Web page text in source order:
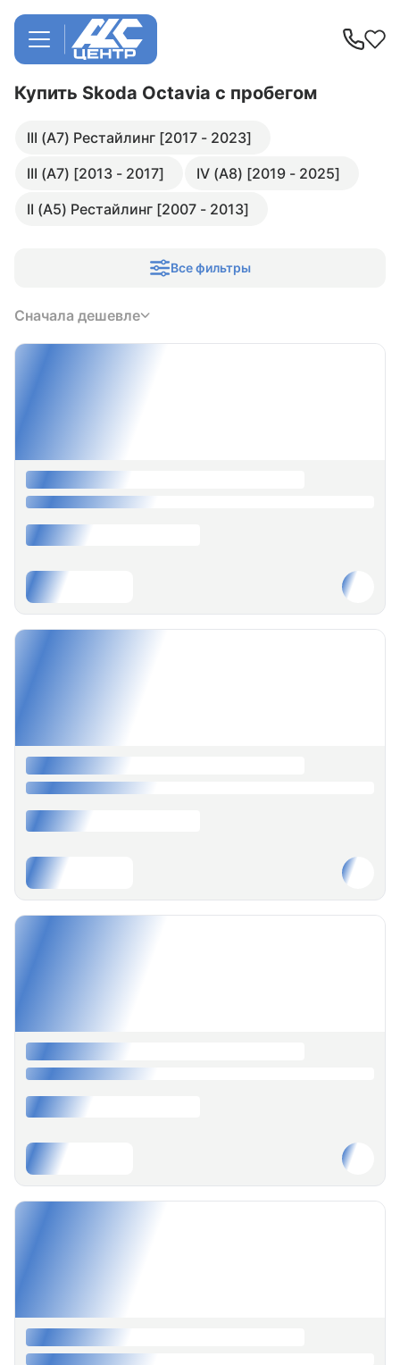
Купить Skoda Octavia с пробегом
III (A7) Рестайлинг [2017 - 2023]
III (A7) [2013 - 2017]
IV (A8) [2019 - 2025]
II (A5) Рестайлинг [2007 - 2013]
Все фильтры
Сначала дешевле